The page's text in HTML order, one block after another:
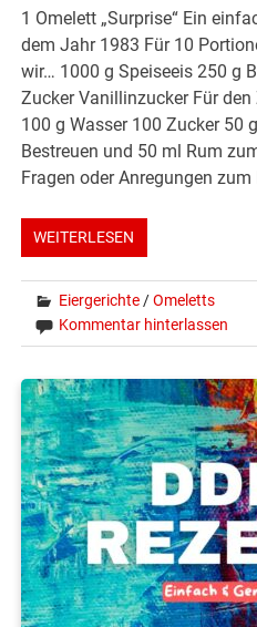
1 Omelett „Surprise“ Ein
dem Jahr 1983 Für 10
wir… 1000 g Speiseeis 250 g
Zucker Vanillinzucker Für
100 g Wasser 100 Zucker 50
Bestreuen und 50 ml Rum
Fragen oder Anregungen zum
WEITERLESEN
Eiergerichte /Omeletts
Kommentar hinterlassen